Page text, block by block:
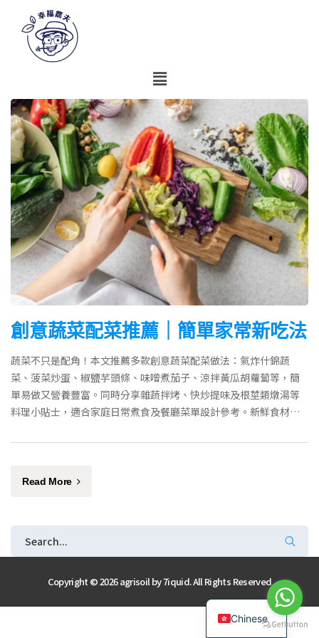
創意蔬菜配菜推薦｜簡單家常新吃法
蔬菜不只是配角！本文推薦多款創意蔬菜配菜做法：氣炸什錦蔬
菜、菠菜炒蛋、椒鹽芋頭條、味噌煮茄子、涼拌黃瓜胡蘿蔔等，簡
單易做又營養豐富。同時分享雜蔬拌烤、快炒提味及根莖類燉湯等
料理小貼士，適合家庭日常煮食及餐廳菜單設計參考。新鮮食材配
Read More
Copyright © 2026 agrisoil by7iquid. All Rights Reserved
Chinese